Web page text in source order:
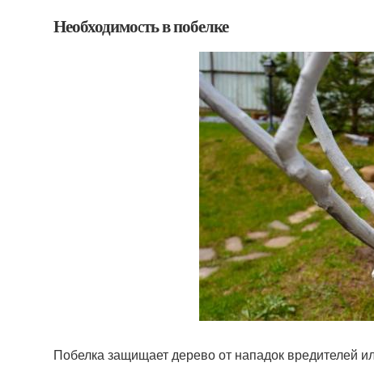
Необходимость в побелке
Побелка защищает дерево от нападок вредителей